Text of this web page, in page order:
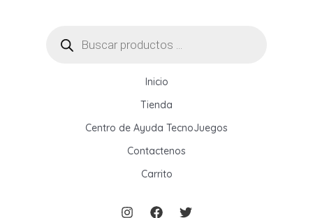
productos
Inicio
Tienda
Centro de Ayuda TecnoJuegos
Contactenos
Carrito